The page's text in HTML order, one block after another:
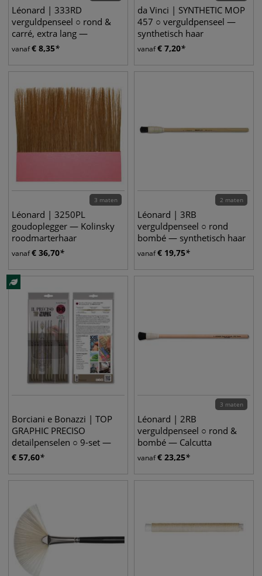
Léonard | 333RD
verguldpenseel ○ rond &
carré, extra lang —
varkenshaar
vanaf€ 8,35
da Vinci | SYNTHETIC MOP
457 ○ verguldpenseel —
synthetisch haar
vanaf€ 7,20
3 maten
Léonard | 3250PL
goudoplegger — Kolinsky
roodmarterhaar
vanaf€ 36,70
2 maten
Léonard | 3RB
verguldpenseel ○ rond
bombé — synthetisch haar
vanaf€ 19,75
Borciani e Bonazzi | TOP
GRAPHIC PRECISO
detailpenselen ○ 9-set —
synthetisch haar
€ 57,60
3 maten
Léonard | 2RB
verguldpenseel ○ rond &
bombé — Calcutta
everzwijnhaar
vanaf€ 23,25